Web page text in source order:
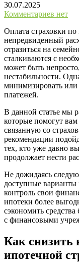
30.07.2025
Комментариев нет
Оплата страховки
непредвиденный
отразиться на
сталкиваются с
может быть
нестабильности.
минимизировать или
платежей.
В данной статье мы
которые помогут
связанную со
рекомендации
тех, кто уже давно
продолжает нести
Не дожидаясь
доступные варианты
контроль свои
ипотеки более
сэкономить
с финансовыми
Как снизить
ипотечной